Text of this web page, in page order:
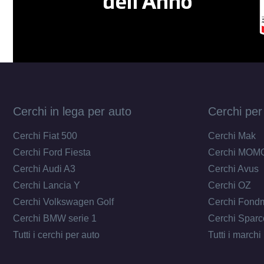
Cerchi in lega per auto
Cerchi Fiat 500
Cerchi Ford Fiesta
Cerchi Audi A3
Cerchi Lancia Y
Cerchi Volkswagen Golf
Cerchi BMW serie 1
Tutti i cerchi per auto
Cerchi
Cerchi Mak
Cerchi
Cerchi Avus
Cerchi OZ
Cerchi
Cerchi
Tutti i marchi